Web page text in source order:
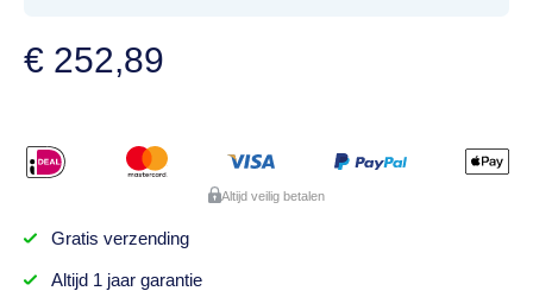
€ 252,89
Altijd veilig betalen
Gratis verzending
Altijd 1 jaargarantie